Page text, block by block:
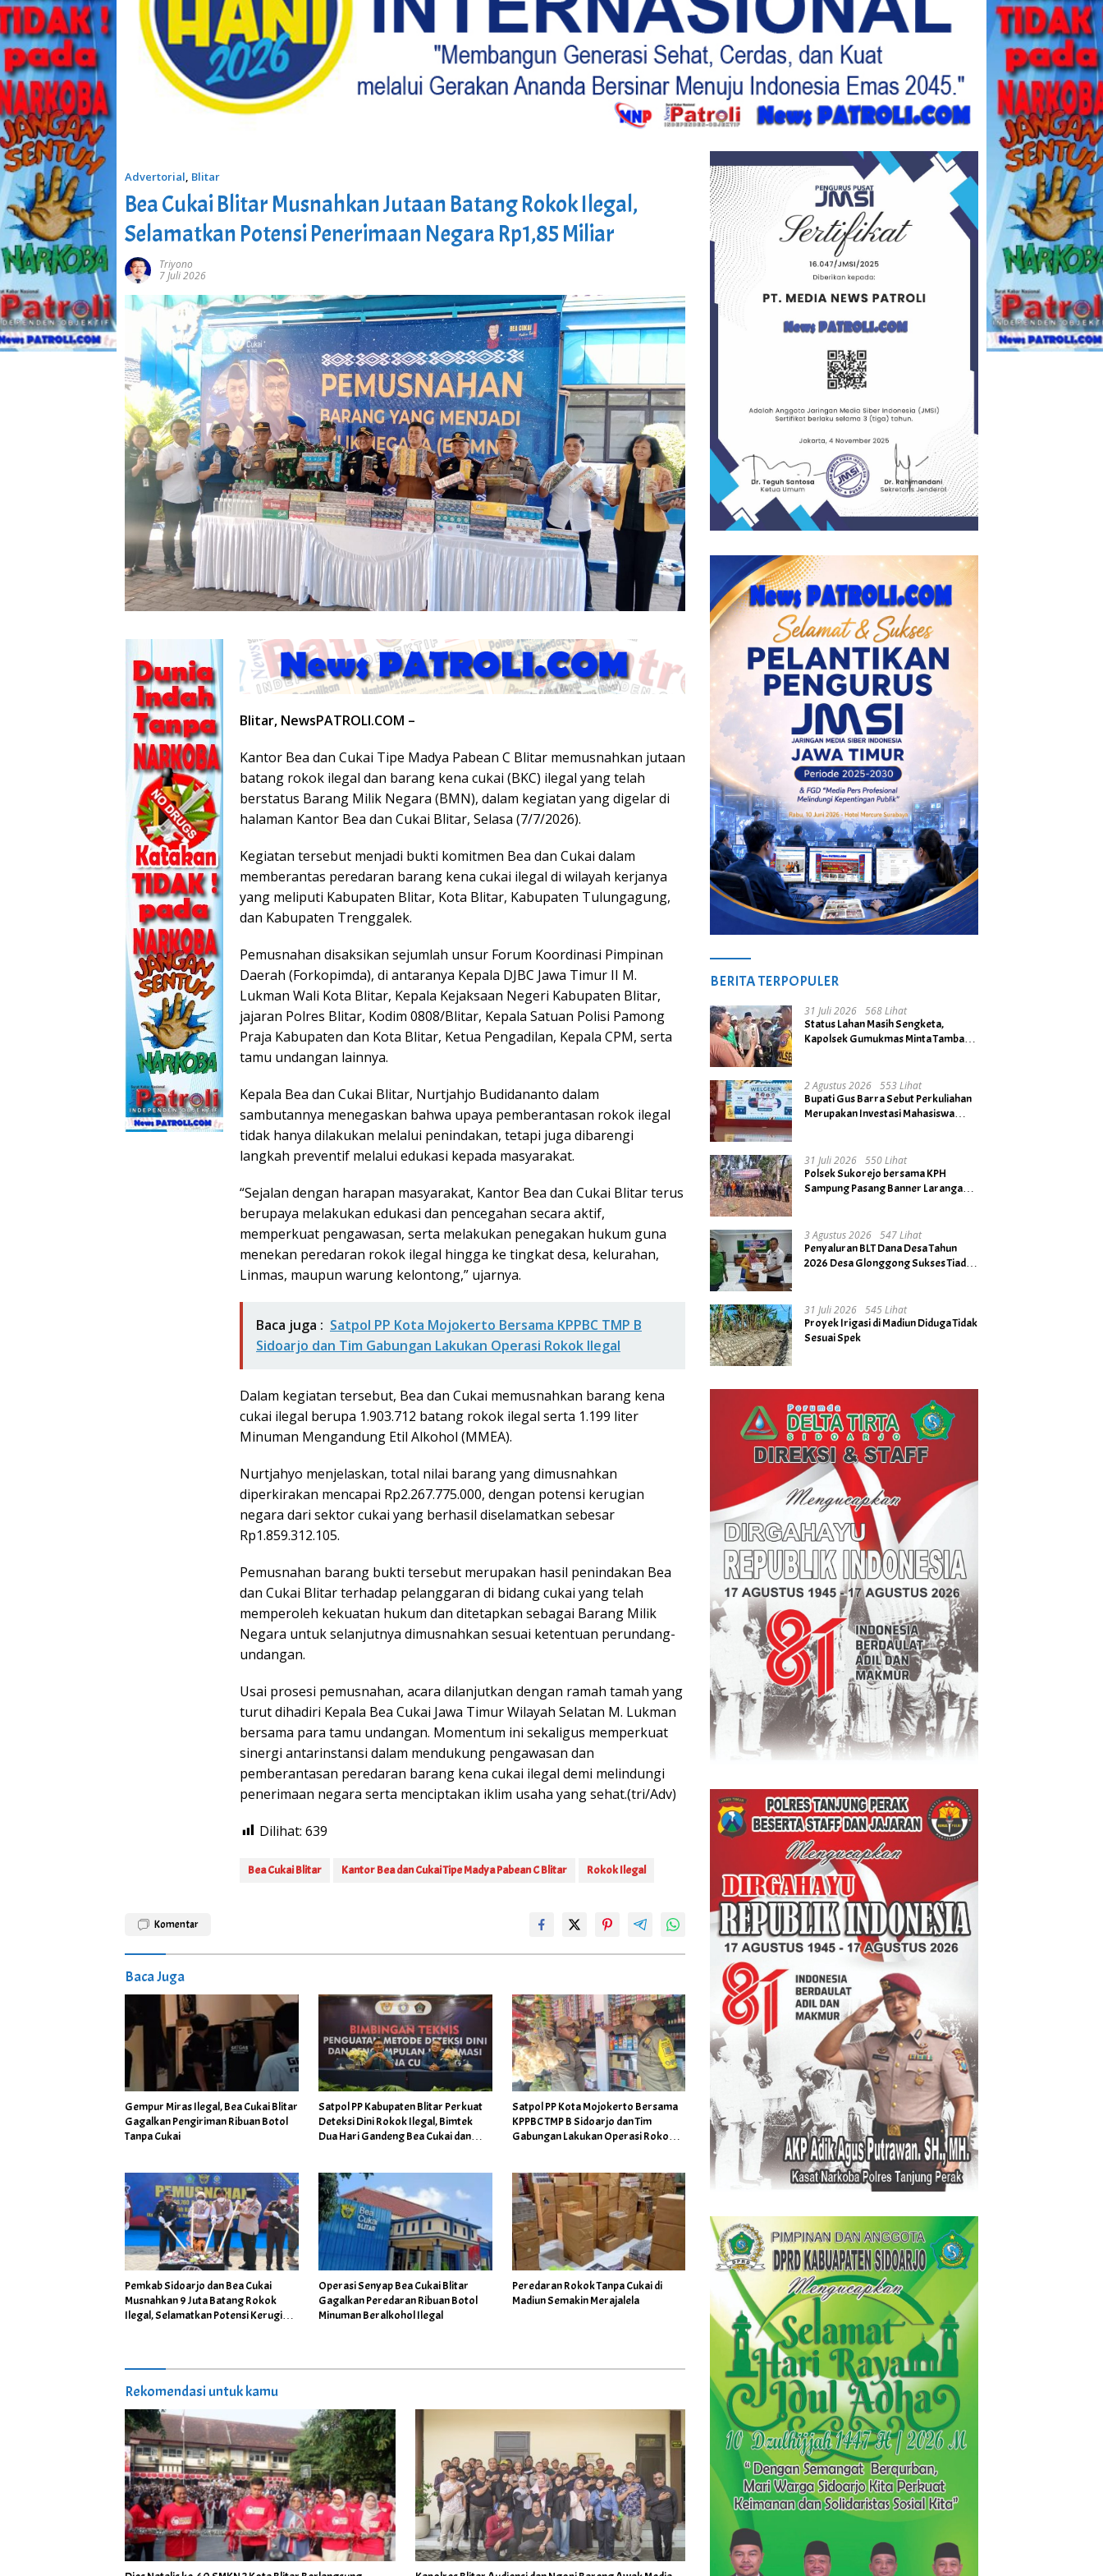
Advertorial, Blitar
Bea Cukai Blitar Musnahkan Jutaan Batang Rokok Ilegal,
Selamatkan Potensi Penerimaan Negara Rp1,85 Miliar
Triyono
7 Juli 2026
Blitar, NewsPATROLI.COM –
Kantor Bea dan Cukai Tipe Madya Pabean C Blitar memusnahkan jutaan
batang rokok ilegal dan barang kena cukai (BKC) ilegal yang telah
berstatus Barang Milik Negara (BMN), dalam kegiatan yang digelar di
halaman Kantor Bea dan Cukai Blitar, Selasa (7/7/2026).
Kegiatan tersebut menjadi bukti komitmen Bea dan Cukai dalam
memberantas peredaran barang kena cukai ilegal di wilayah kerjanya
yang meliputi Kabupaten Blitar, Kota Blitar, Kabupaten Tulungagung,
dan Kabupaten Trenggalek.
Pemusnahan disaksikan sejumlah unsur Forum Koordinasi Pimpinan
Daerah (Forkopimda), di antaranya Kepala DJBC Jawa Timur II M.
Lukman Wali Kota Blitar, Kepala Kejaksaan Negeri Kabupaten Blitar,
jajaran Polres Blitar, Kodim 0808/Blitar, Kepala Satuan Polisi Pamong
Praja Kabupaten dan Kota Blitar, Ketua Pengadilan, Kepala CPM, serta
tamu undangan lainnya.
Kepala Bea dan Cukai Blitar, Nurtjahjo Budidananto dalam
sambutannya menegaskan bahwa upaya pemberantasan rokok ilegal
tidak hanya dilakukan melalui penindakan, tetapi juga dibarengi
langkah preventif melalui edukasi kepada masyarakat.
“Sejalan dengan harapan masyarakat, Kantor Bea dan Cukai Blitar terus
berupaya melakukan edukasi dan pencegahan secara aktif,
memperkuat pengawasan, serta melakukan penegakan hukum guna
menekan peredaran rokok ilegal hingga ke tingkat desa, kelurahan,
Linmas, maupun warung kelontong,” ujarnya.
Baca juga : Satpol PP Kota Mojokerto Bersama KPPBC TMP B
Sidoarjo dan Tim Gabungan Lakukan Operasi Rokok Ilegal
Dalam kegiatan tersebut, Bea dan Cukai memusnahkan barang kena
cukai ilegal berupa 1.903.712 batang rokok ilegal serta 1.199 liter
Minuman Mengandung Etil Alkohol (MMEA).
Nurtjahyo menjelaskan, total nilai barang yang dimusnahkan
diperkirakan mencapai Rp2.267.775.000, dengan potensi kerugian
negara dari sektor cukai yang berhasil diselamatkan sebesar
Rp1.859.312.105.
Pemusnahan barang bukti tersebut merupakan hasil penindakan Bea
dan Cukai Blitar terhadap pelanggaran di bidang cukai yang telah
memperoleh kekuatan hukum dan ditetapkan sebagai Barang Milik
Negara untuk selanjutnya dimusnahkan sesuai ketentuan perundang-
undangan.
Usai prosesi pemusnahan, acara dilanjutkan dengan ramah tamah yang
turut dihadiri Kepala Bea Cukai Jawa Timur Wilayah Selatan M. Lukman
bersama para tamu undangan. Momentum ini sekaligus memperkuat
sinergi antarinstansi dalam mendukung pengawasan dan
pemberantasan peredaran barang kena cukai ilegal demi melindungi
penerimaan negara serta menciptakan iklim usaha yang sehat.(tri/Adv)
Dilihat: 639
Bea Cukai Blitar Kantor Bea dan Cukai Tipe Madya Pabean C Blitar Rokok Ilegal
Komentar
Baca Juga
Gempur Miras Ilegal, Bea Cukai Blitar
Gagalkan Pengiriman Ribuan Botol
Tanpa Cukai
Satpol PP Kabupaten Blitar Perkuat
Deteksi Dini Rokok Ilegal, Bimtek
Dua Hari Gandeng Bea Cukai dan
Satpol PP Kota Mojokerto Bersama
KPPBC TMP B Sidoarjo dan Tim
Gabungan Lakukan Operasi Rokok
Pemkab Sidoarjo dan Bea Cukai
Musnahkan 9 Juta Batang Rokok
Ilegal, Selamatkan Potensi Kerugian
Operasi Senyap Bea Cukai Blitar
Gagalkan Peredaran Ribuan Botol
Minuman Beralkohol Ilegal
Peredaran Rokok Tanpa Cukai di
Madiun Semakin Merajalela
Rekomendasi untuk kamu
BERITA TERPOPULER
31 Juli 2026
568 Lihat
Status Lahan Masih Sengketa,
Kapolsek Gumukmas Minta Tambang
2 Agustus 2026
553 Lihat
Bupati Gus Barra Sebut Perkuliahan
Merupakan Investasi Mahasiswa
31 Juli 2026
550 Lihat
Polsek Sukorejo bersama KPH
Sampung Pasang Banner Larangan
3 Agustus 2026
547 Lihat
Penyaluran BLT Dana Desa Tahun
2026 Desa Glonggong Sukses Tiada
31 Juli 2026
545 Lihat
Proyek Irigasi di Madiun Diduga Tidak
Sesuai Spek